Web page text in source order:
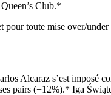
Club.*
toute mise over/
Alcaraz s’est imposé
pairs (+12%).* Iga